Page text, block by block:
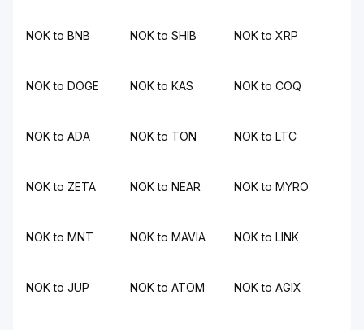
NOK to BNB NOK to SHIB NOK to XRP
NOK to DOGE NOK to KAS NOK to COQ
NOK to ADA NOK to TON NOK to LTC
NOK to ZETA NOK to NEAR NOK to MYRO
NOK to MNT NOK to MAVIA NOK to LINK
NOK to JUP NOK to ATOM NOK to AGIX